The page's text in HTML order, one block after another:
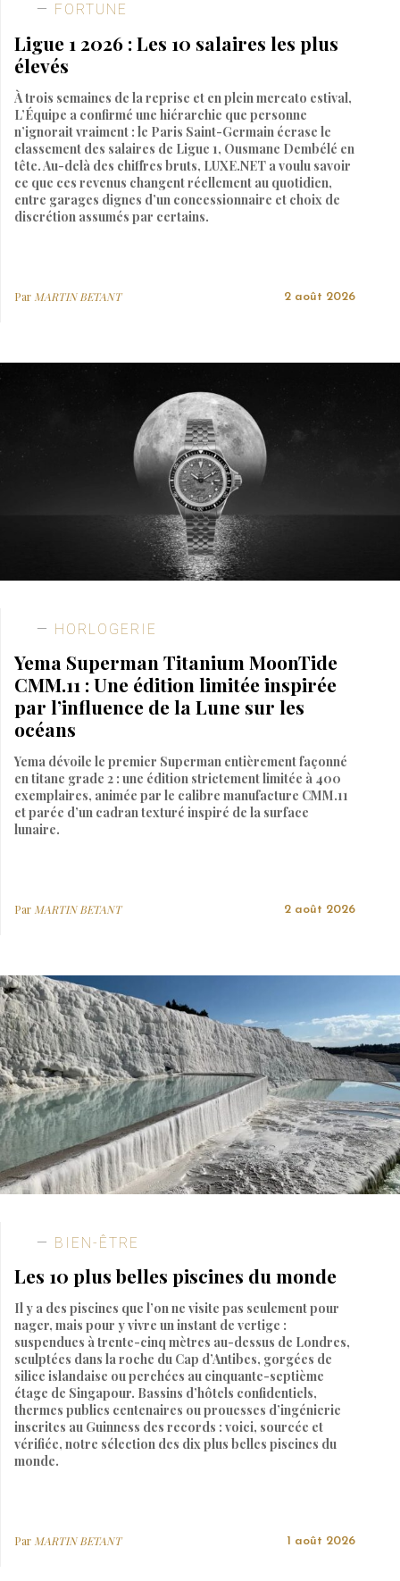
FORTUNE
Ligue 1 2026 : Les 10 salaires les plus
élevés
À trois semaines de la reprise et en plein mercato estival,
L’Équipe a confirmé une hiérarchie que personne
n’ignorait vraiment : le Paris Saint-Germain écrase le
classement des salaires de Ligue 1, Ousmane Dembélé en
tête. Au-delà des chiffres bruts, LUXE.NET a voulu savoir
ce que ces revenus changent réellement au quotidien,
entre garages dignes d’un concessionnaire et choix de
discrétion assumés par certains.
Par MARTIN BETANT 2 août 2026
HORLOGERIE
Yema Superman Titanium MoonTide
CMM.11 : Une édition limitée inspirée
par l’influence de la Lune sur les
océans
Yema dévoile le premier Superman entièrement façonné
en titane grade 2 : une édition strictement limitée à 400
exemplaires, animée par le calibre manufacture CMM.11
et parée d’un cadran texturé inspiré de la surface
lunaire.
ParMARTIN BETANT 2 août 2026
BIEN-ÊTRE
Les 10 plus belles piscines du monde
Il y a des piscines que l’on ne visite pas seulement pour
nager, mais pour y vivre un instant de vertige :
suspendues à trente-cinq mètres au-dessus de Londres,
sculptées dans la roche du Cap d’Antibes, gorgées de
silice islandaise ou perchées au cinquante-septième
étage de Singapour. Bassins d’hôtels confidentiels,
thermes publics centenaires ou prouesses d’ingénierie
inscrites au Guinness des records : voici, sourcée et
vérifiée, notre sélection des dix plus belles piscines du
monde.
Par MARTIN BETANT 1 août 2026